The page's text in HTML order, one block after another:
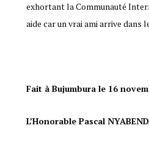
exhortant la Communauté
aide car un vrai ami arrive dans
Fait à Bujumbura le 16
L’Honorable Pascal